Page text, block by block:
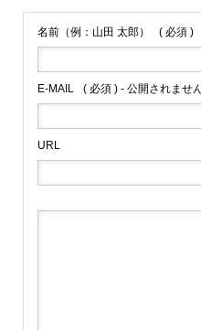
名前（例：山田 太郎） ( 必須 )
E-MAIL ( 必須 ) - 公開されませ
URL